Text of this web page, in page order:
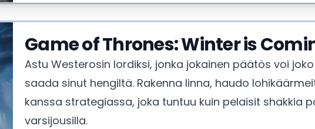
Game of Thrones: Winter is
Astu Westerosin lordiksi, jonka jokainen päätös voi
saada sinut hengiltä. Rakenna linna, haudo
kanssa strategiassa, joka tuntuu kuin pelaisit shakkia
varsijousilla.